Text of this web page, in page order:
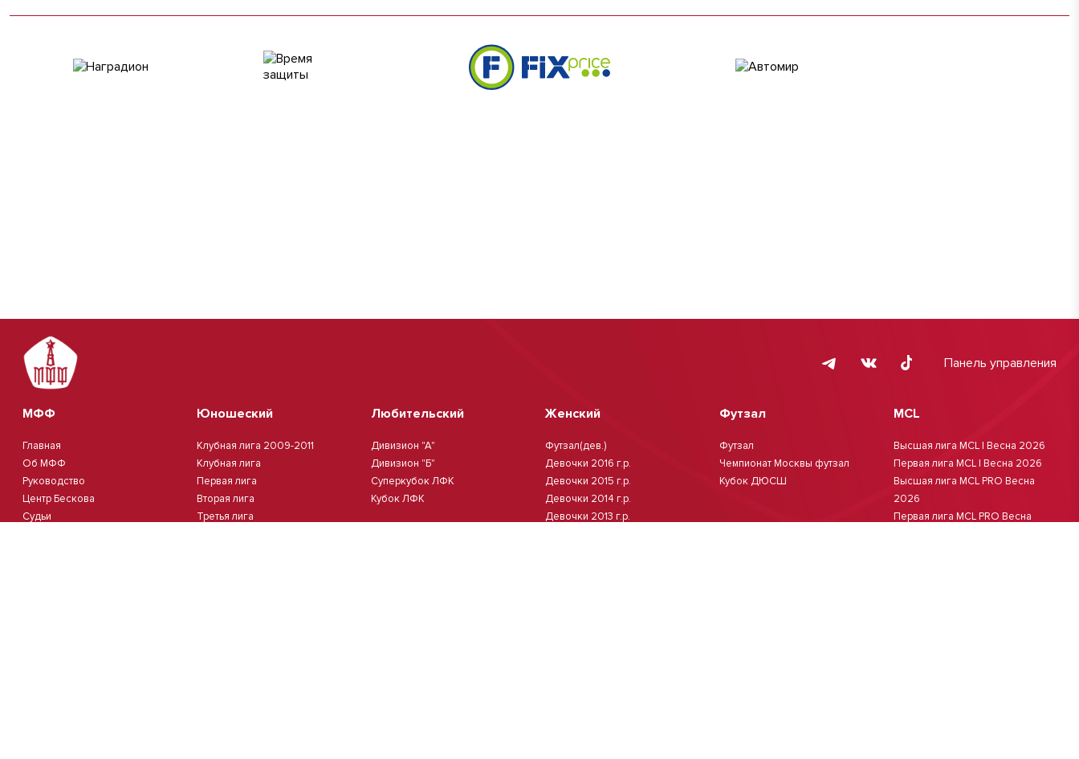
Панель управления
МФФ
Главная
Об МФФ
Руководство
Центр Бескова
Судьи
Юношеский
Клубная лига 2009-2011
Клубная лига
Первая лига
Вторая лига
Третья лига
Любительский
Дивизион "А"
Дивизион "Б"
Суперкубок ЛФК
Кубок ЛФК
Женский
Футзал(дев.)
Девочки 2016 г.р.
Девочки 2015 г.р.
Девочки 2014 г.р.
Девочки 2013 г.р.
Футзал
Футзал
Чемпионат Москвы футзал
Кубок ДЮСШ
MCL
Высшая лига MCL | Весна 2026
Первая лига MCL | Весна 2026
Высшая лига MCL PRO Весна
2026
Первая лига MCL PRO Весна